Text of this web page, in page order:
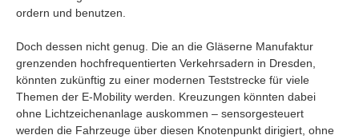
ordern und benutzen.
Doch dessen nicht genug. Die an die Gläserne Manufaktur
grenzenden hochfrequentierten Verkehrsadern in Dresden,
könnten zukünftig zu einer modernen Teststrecke für viele
Themen der E-Mobility werden. Kreuzungen könnten dabei
ohne Lichtzeichenanlage auskommen – sensorgesteuert
werden die Fahrzeuge über diesen Knotenpunkt dirigiert, ohne